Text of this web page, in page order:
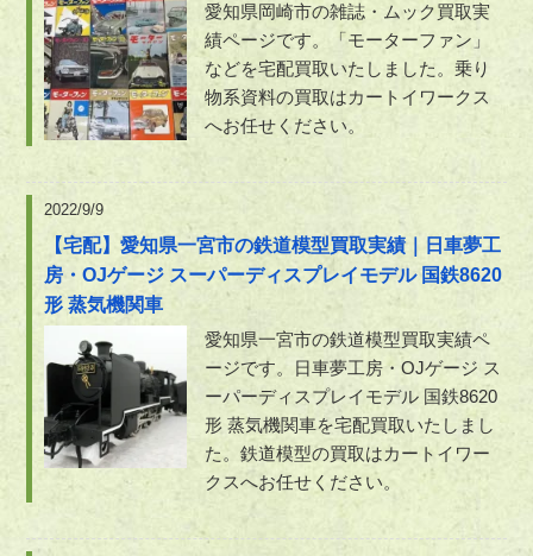
愛知県岡崎市の雑誌・ムック買取実
績ページです。「モーターファン」
などを宅配買取いたしました。乗り
物系資料の買取はカートイワークス
へお任せください。
2022/9/9
【宅配】愛知県一宮市の鉄道模型買取実績｜日車夢工
房・OJゲージ スーパーディスプレイモデル 国鉄8620
形 蒸気機関車
愛知県一宮市の鉄道模型買取実績ペ
ージです。日車夢工房・OJゲージ ス
ーパーディスプレイモデル 国鉄8620
形 蒸気機関車を宅配買取いたしまし
た。鉄道模型の買取はカートイワー
クスへお任せください。